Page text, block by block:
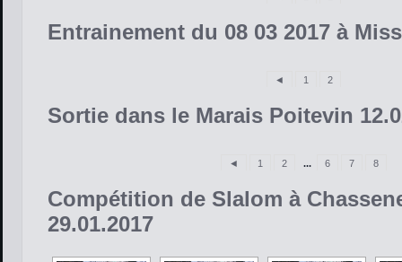
Entrainement du 08 03 2017 à
◄ 1 2
Sortie dans le Marais Poitevin
◄ 1 2 ... 6 7 8
Compétition de Slalom à
29.01.2017